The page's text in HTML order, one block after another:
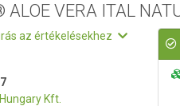
VERA ITAL
az értékelésekhez
Kft.